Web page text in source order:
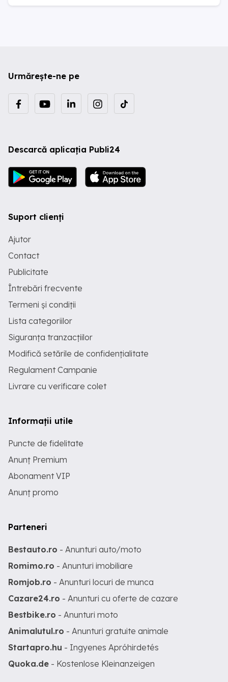
Urmărește-ne pe
Descarcă aplicația Publi24
Suport clienți
Ajutor
Contact
Publicitate
Întrebări frecvente
Termeni și condiții
Lista categoriilor
Siguranța tranzacțiilor
Modifică setările de confidențialitate
Regulament Campanie
Livrare cu verificare colet
Informații utile
Puncte de fidelitate
Anunț Premium
Abonament VIP
Anunț promo
Parteneri
Bestauto.ro - Anunturi auto/moto
Romimo.ro - Anunturi imobiliare
Romjob.ro - Anunturi locuri de munca
Cazare24.ro - Anunturi cu oferte de cazare
Bestbike.ro - Anunturi moto
Animalutul.ro - Anunturi gratuite animale
Startapro.hu - Ingyenes Apróhirdetés
Quoka.de - Kostenlose Kleinanzeigen